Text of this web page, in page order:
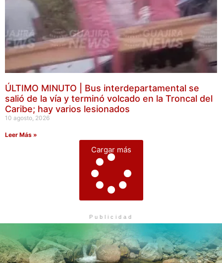
ÚLTIMO MINUTO | Bus interdepartamental se
salió de la vía y terminó volcado en la Troncal del
Caribe; hay varios lesionados
10 agosto, 2026
Leer Más »
Cargar más
Publicidad